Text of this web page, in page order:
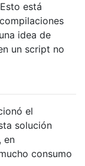
está
idea de
un script no
el
solución
en
consumo